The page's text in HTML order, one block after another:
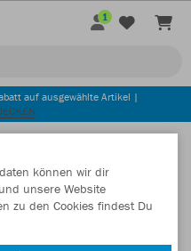
1
auf ausgewählte Artikel |
können wir dir
unsere Website
zu den Cookies findest Du